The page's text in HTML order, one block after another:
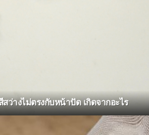
ว่างไม่ตรงกับหน้าปัด เกิดจากอะไร